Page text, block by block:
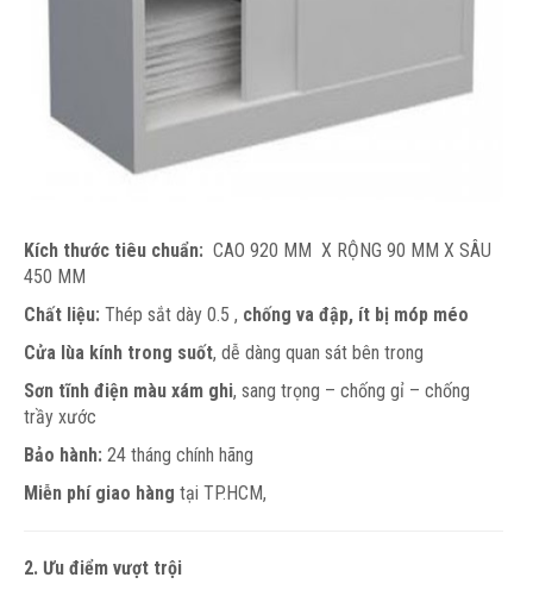
Kích thước tiêu chuẩn: CAO 920 MM X RỘNG 90 MM X SÂU
450 MM
Chất liệu: Thép sắt dày 0.5 , chống va đập, ít bị móp méo
Cửa lùa kính trong suốt, dễ dàng quan sát bên trong
Sơn tĩnh điện màu xám ghi, sang trọng – chống gỉ – chống
trầy xước
Bảo hành: 24 tháng chính hãng
Miễn phí giao hàng tại TP.HCM,
2. Ưu điểm vượt trội